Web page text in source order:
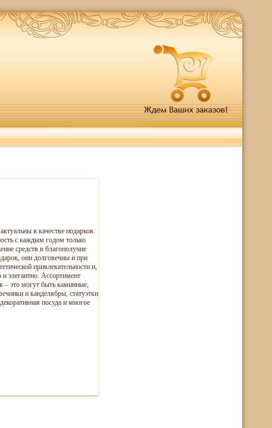
в качестве подарков.
с каждым годом только
средств в благополучие
они долговечны и при
привлекательности и,
элегантно. Ассортимент
– это могут быть каминные,
и канделябры, статуэтки
посуда и многое